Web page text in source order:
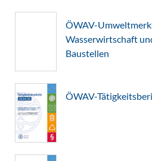
ÖWAV-
Wasserwirtschaft
Baustellen
ÖWAV-